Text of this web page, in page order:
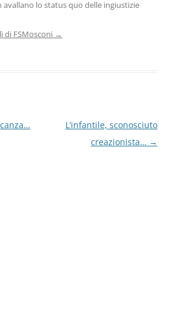
lo status quo delle ingiustizie
di FSMosconi →
L’infantile, sconosciuto
creazionista… →